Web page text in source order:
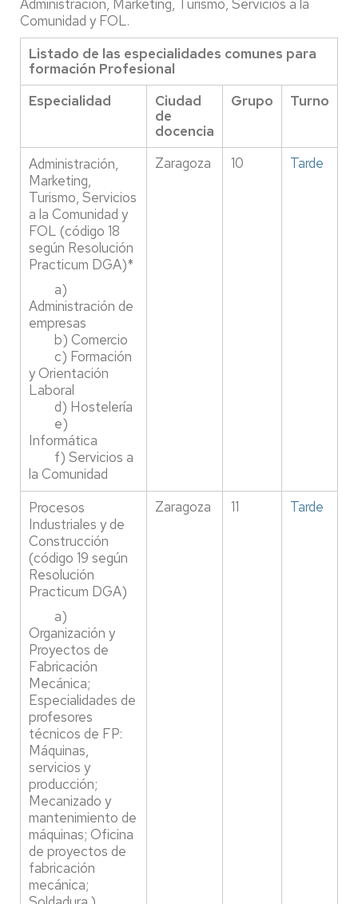
Administración, Marketing, Turismo, Servicios a la
Comunidad y FOL.
Listado de las especialidades comunes para
formación Profesional
Especialidad
Ciudad
de
docencia
Grupo Turno
Administración,
Marketing,
Turismo, Servicios
a la Comunidad y
FOL (código 18
según Resolución
Practicum DGA)*
a)
Administración de
empresas
b) Comercio
c) Formación
y Orientación
Laboral
d) Hostelería
e)
Informática
f) Servicios a
la Comunidad
Zaragoza 10 Tarde
Procesos
Industriales y de
Construcción
(código 19 según
Resolución
Practicum DGA)
a)
Organización y
Proyectos de
Fabricación
Mecánica;
Especialidades de
profesores
técnicos de FP:
Máquinas,
servicios y
producción;
Mecanizado y
mantenimiento de
máquinas; Oficina
de proyectos de
fabricación
mecánica;
Zaragoza 11 Tarde